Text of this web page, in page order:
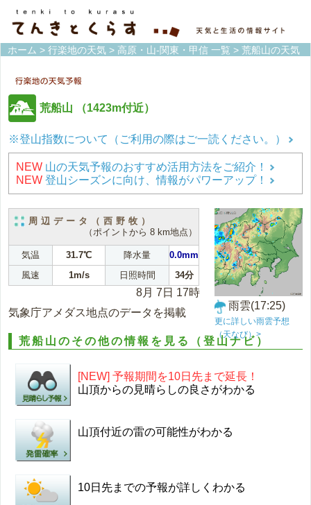
ホーム > 行楽地の天気 > 高原・山-関東・甲信 一覧 > 荒船山の天気
荒船山 （1423m付近）
※登山指数について（ご利用の際はご一読ください。）
NEW 山の天気予報のおすすめ活用方法をご紹介！
NEW 登山シーズンに向け、情報がパワーアップ！
周辺データ（西野牧）
（ポイントから 8 km地点）
気温 31.7℃ 降水量
0.0mm
風速
1m/s 日照時間 34分
8月 7日 17時
気象庁アメダス地点のデータを掲載
雨雲(17:25)
更に詳しい雨雲予想
（天なび）>
荒船山のその他の情報を見る（登山ナビ）
[NEW] 予報期間を10日先まで延長！
山頂からの見晴らしの良さがわかる
山頂付近の雷の可能性がわかる
10日先までの予報が詳しくわかる